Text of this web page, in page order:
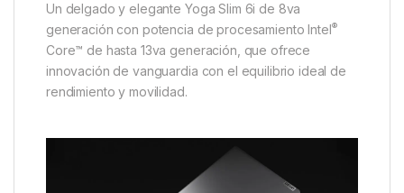
Un delgado y elegante Yoga Slim 6i de 8va
generación con potencia de procesamiento Intel®
Core™ de hasta 13va generación, que ofrece
innovación de vanguardia con el equilibrio ideal de
rendimiento y movilidad.